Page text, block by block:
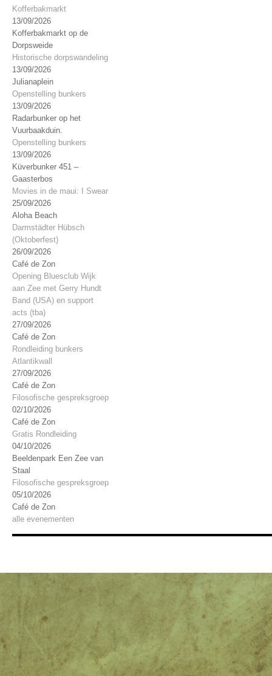
Kofferbakmarkt
13/09/2026
Kofferbakmarkt op de
Dorpsweide
Historische dorpswandeling
13/09/2026
Julianaplein
Openstelling bunkers
13/09/2026
Radarbunker op het
Vuurbaakduin.
Openstelling bunkers
13/09/2026
Küverbunker 451 –
Gaasterbos
Movies in de maui: I Swear
25/09/2026
Aloha Beach
Darmstädter Hübsch
(Oktoberfest)
26/09/2026
Café de Zon
Opening Bluesclub Wijk
aan Zee met Gerry Hundt
Band (USA) en support
acts (tba)
27/09/2026
Café de Zon
Rondleiding bunkers
Atlantikwall
27/09/2026
Café de Zon
Filosofische gespreksgroep
02/10/2026
Café de Zon
Gratis Rondleiding
04/10/2026
Beeldenpark Een Zee van
Staal
Filosofische gespreksgroep
05/10/2026
Café de Zon
alle evenementen